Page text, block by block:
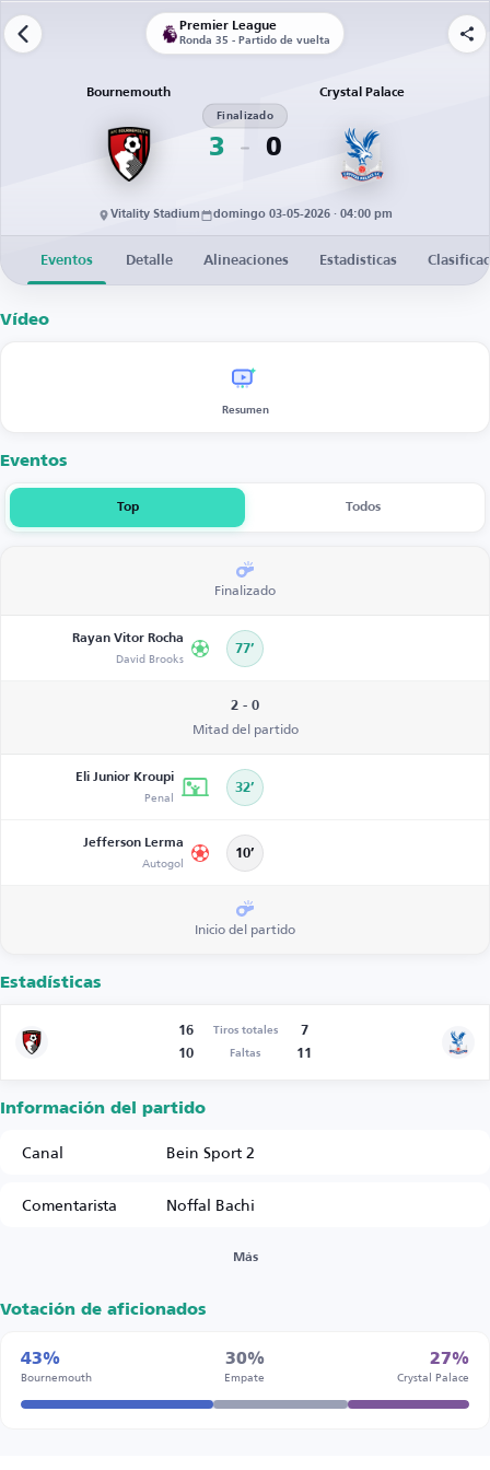
Premier League
Ronda 35 - Partido de vuelta
Bournemouth
3
Finalizado
0
Crystal Palace
Vitality Stadium domingo 03-05-2026 · 04:00 pm
Eventos Detalle Alineaciones Estadísticas
Vídeo
Resumen
Eventos
Top Todos
Finalizado
Rayan Vitor Rocha
David Brooks 77’
2 - 0
Mitad del partido
Eli Junior Kroupi
Penal 32’
Jefferson Lerma
Autogol 10’
Inicio del partido
Estadísticas
16 Tiros totales
7
10
Faltas 11
Información del partido
Canal
Bein Sport 2
Comentarista
Noffal Bachi
Más
Votación de aficionados
43%
Bournemouth
30%
Empate
27%
Crystal Palace